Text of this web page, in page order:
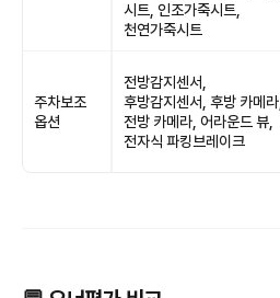
시트, 인조가죽시트,
천연가죽시트
주차보조
옵션
전방감지센서,
후방감지센서, 후방 카메라,
전방 카메라, 어라운드 뷰,
전자식 파킹브레이크